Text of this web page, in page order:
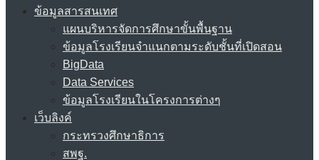
ข้อมูลสารสนเทศ
แผนบริหารจัดการศึกษาขั้นพื้นฐาน
ข้อมูลโรงเรียนจำแนกตามระดับชั้นที่เปิดสอน
BigData
Data Services
ข้อมูลโรงเรียนในโครงการต่างๆ
เว็บลิงค์
กระทรวงศึกษาธิการ
สพฐ.